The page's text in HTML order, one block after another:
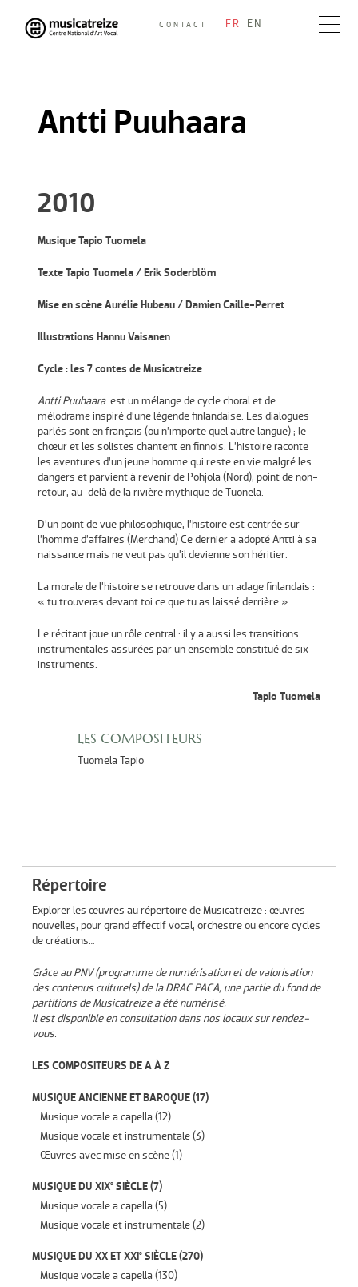
Skip
to
CONTACT FR EN
Antti Puuhaara
2010
Musique Tapio Tuomela
Texte Tapio Tuomela / Erik Soderblöm
Mise en scène Aurélie Hubeau / Damien Caille-Perret
Illustrations Hannu Vaisanen
Cycle : les 7 contes de Musicatreize
Antti Puuhaaraest un mélange de cycle choral et de
mélodrame inspiré d’une légende finlandaise. Les dialogues
parlés sont en français (ou n’importe quel autre langue) ; le
chœur et les solistes chantent en finnois. L’histoire raconte
les aventures d’un jeune homme qui reste en vie malgré les
dangers et parvient à revenir de Pohjola (Nord), point de non-
retour, au-delà de la rivière mythique de Tuonela.
D’un point de vue philosophique, l’histoire est centrée sur
l’homme d’affaires (Merchand) Ce dernier a adopté Antti à sa
naissance mais ne veut pas qu’il devienne son héritier.
La morale de l’histoire se retrouve dans un adage finlandais :
« tu trouveras devant toi ce que tu as laissé derrière ».
Le récitant joue un rôle central : il y a aussi les transitions
instrumentales assurées par un ensemble constitué de six
instruments.
Tapio Tuomela
LES COMPOSITEURS
Tuomela Tapio
Répertoire
Explorer les œuvres au répertoire de Musicatreize : œuvres
nouvelles, pour grand effectif vocal, orchestre ou encore cycles
de créations…
Grâce au PNV (programme de numérisation et de valorisation
des contenus culturels) de la DRAC PACA, une partie du fond de
partitions de Musicatreize a été numérisé.
Il est disponible en consultation dans nos locaux sur rendez-
vous.
LES COMPOSITEURS DE A À Z
MUSIQUE ANCIENNE ET BAROQUE(17)
Musique vocale a capella (12)
Musique vocale et instrumentale(3)
Œuvres avec mise en scène(1)
MUSIQUE DU XIX° SIÈCLE(7)
Musique vocale a capella (5)
Musique vocale et instrumentale(2)
MUSIQUE DU XX ET XXI° SIÈCLE(270)
Musique vocale a capella (130)